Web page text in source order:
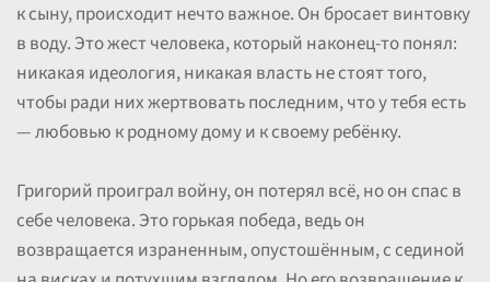
к сыну, происходит нечто важное. Он бросает винтовку
в воду. Это жест человека, который наконец-то понял:
никакая идеология, никакая власть не стоят того,
чтобы ради них жертвовать последним, что у тебя есть
— любовью к родному дому и к своему ребёнку.
Григорий проиграл войну, он потерял всё, но он спас в
себе человека. Это горькая победа, ведь он
возвращается израненным, опустошённым, с сединой